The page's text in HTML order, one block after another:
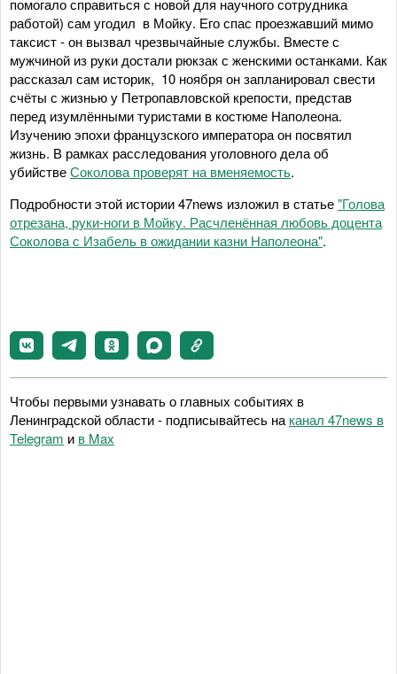
помогало справиться с новой для научного сотрудника
работой) сам угодил в Мойку. Его спас проезжавший мимо
таксист - он вызвал чрезвычайные службы. Вместе с
мужчиной из руки достали рюкзак с женскими останками. Как
рассказал сам историк, 10 ноября он запланировал свести
счёты с жизнью у Петропавловской крепости, представ
перед изумлёнными туристами в костюме Наполеона.
Изучению эпохи французского императора он посвятил
жизнь. В рамках расследования уголовного дела об
убийствеСоколова проверят на вменяемость.
Подробности этой истории 47news изложил в статье"Голова
отрезана, руки-ноги в Мойку. Расчленённая любовь доцента
Соколова с Изабель в ожидании казни Наполеона".
Чтобы первыми узнавать о главных событиях в
Ленинградской области - подписывайтесь на канал 47news в
Telegram и в Maх